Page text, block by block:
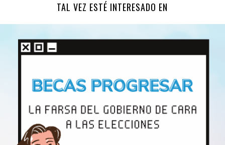
TAL VEZ ESTÉ INTERESADO EN